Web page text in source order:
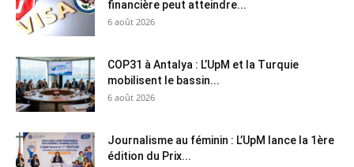
financière peut atteindre...
6 août 2026
COP31 à Antalya : L’UpM et la Turquie
mobilisent le bassin...
6 août 2026
Journalisme au féminin : L’UpM lance la 1ère
édition du Prix...